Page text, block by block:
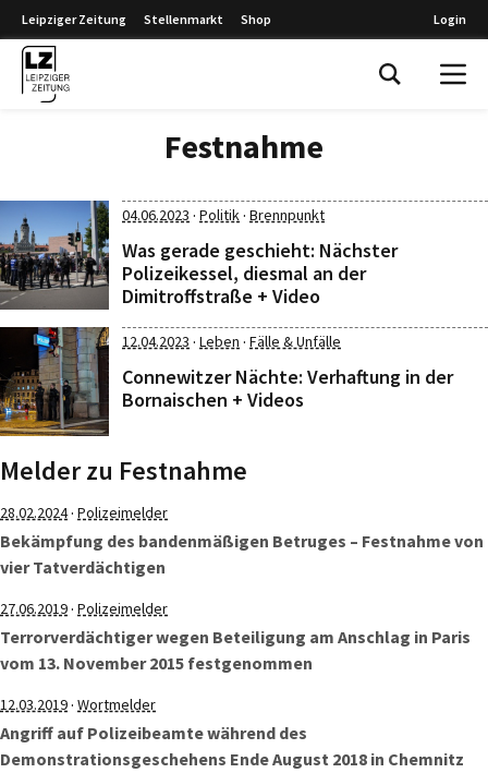
Leipziger Zeitung Stellenmarkt Shop Login
Festnahme
04.06.2023 · Politik· Brennpunkt
Was gerade geschieht: Nächster
Polizeikessel, diesmal an der
Dimitroffstraße + Video
12.04.2023 · Leben · Fälle & Unfälle
Connewitzer Nächte: Verhaftung in der
Bornaischen + Videos
Melder zu Festnahme
28.02.2024· Polizeimelder
Bekämpfung des bandenmäßigen Betruges – Festnahme von
vier Tatverdächtigen
27.06.2019· Polizeimelder
Terrorverdächtiger wegen Beteiligung am Anschlag in Paris
vom 13. November 2015 festgenommen
12.03.2019· Wortmelder
Angriff auf Polizeibeamte während des
Demonstrationsgeschehens Ende August 2018 in Chemnitz